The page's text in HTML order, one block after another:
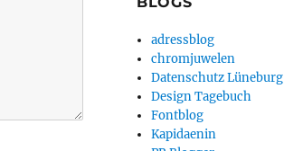
adressblog
chromjuwelen
Datenschutz Lüneburg
Design Tagebuch
Fontblog
Kapidaenin